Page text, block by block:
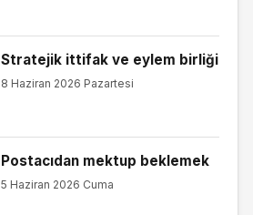
Stratejik ittifak ve eylem birliği
8 Haziran 2026 Pazartesi
Postacıdan mektup beklemek
5 Haziran 2026 Cuma